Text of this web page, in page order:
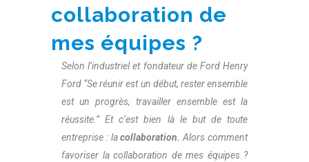
collaboration de
mes équipes ?
Selon l’industriel et fondateur de Ford Henry
Ford “Se réunir est un début, rester ensemble
est un progrès, travailler ensemble est la
réussite.” Et c’est bien là le but de toute
entreprise : lacollaboration.Alors comment
favoriser la collaboration de mes équipes ?